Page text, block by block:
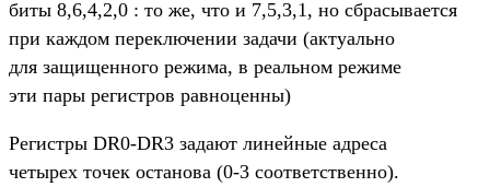
биты 8,6,4,2,0 : то же, что и 7,5,3,1, но сбрасывается
при каждом переключении задачи (актуально
для защищенного режима, в реальном режиме
эти пары регистров равноценны)
Регистры DR0-DR3 задают линейные адреса
четырех точек останова (0-3 соответственно).